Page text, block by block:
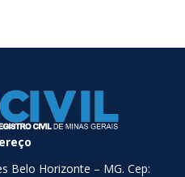
Belo Horizonte – MG. Cep: